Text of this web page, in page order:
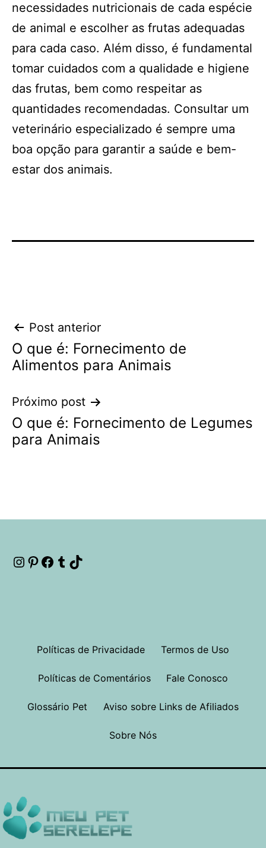
necessidades nutricionais de cada espécie
de animal e escolher as frutas adequadas
para cada caso. Além disso, é fundamental
tomar cuidados com a qualidade e higiene
das frutas, bem como respeitar as
quantidades recomendadas. Consultar um
veterinário especializado é sempre uma
boa opção para garantir a saúde e bem-
estar dos animais.
Navegação
de
Post anterior
O que é: Fornecimento de
Alimentos para Animais
Próximo post
O que é: Fornecimento de Legumes
para Animais
Instagram
Pinterest
Facebook
Tumblr
Políticas de Privacidade Termos de Uso
Políticas de Comentários Fale Conosco
Glossário Pet Aviso sobre Links de Afiliados
Sobre Nós